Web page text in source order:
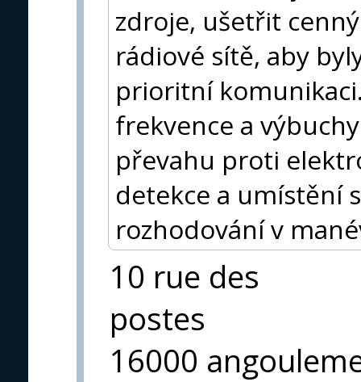
zdroje, ušetřit
rádiové sítě, aby
prioritní
frekvence a
převahu proti
detekce a umístění
rozhodování v
10 rue des
postes
16000